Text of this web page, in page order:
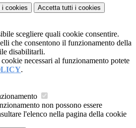
i cookies Accetta tutti i cookies
scegliere quali cookie consentire.
che consentono il funzionamento della
disabilitarli.
necessari al funzionamento potete
.
non possono essere
l'elenco nella pagina della cookie